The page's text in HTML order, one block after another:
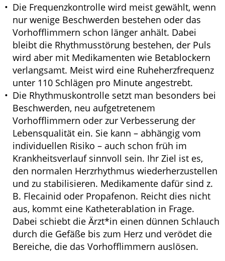
Die Frequenzkontrolle wird meist gewählt, wenn
nur wenige Beschwerden bestehen oder das
Vorhofflimmern schon länger anhält. Dabei
bleibt die Rhythmusstörung bestehen, der Puls
wird aber mit Medikamenten wie Betablockern
verlangsamt. Meist wird eine Ruheherzfrequenz
unter 110 Schlägen pro Minute angestrebt.
Die Rhythmuskontrolle setzt man besonders bei
Beschwerden, neu aufgetretenem
Vorhofflimmern oder zur Verbesserung der
Lebensqualität ein. Sie kann – abhängig vom
individuellen Risiko – auch schon früh im
Krankheitsverlauf sinnvoll sein. Ihr Ziel ist es,
den normalen Herzrhythmus wiederherzustellen
und zu stabilisieren. Medikamente dafür sind z.
B. Flecainid oder Propafenon. Reicht dies nicht
aus, kommt eine Katheterablation in Frage.
Dabei schiebt die Ärzt*in einen dünnen Schlauch
durch die Gefäße bis zum Herz und verödet die
Bereiche, die das Vorhofflimmern auslösen.